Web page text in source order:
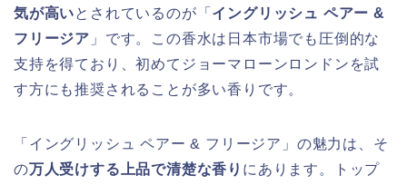
気が高いとされているのが「 イングリッシュ ペアー &
フリージア 」です。この香水は日本市場でも圧倒的な
支持を得ており、初めてジョーマローンロンドンを試
す方にも推奨されることが多い香りです。
「イングリッシュ ペアー & フリージア」の魅力は、そ
の万人受けする上品で清楚な香り にあります。トップ